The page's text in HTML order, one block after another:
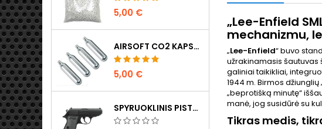
5,00 €
AIRSOFT CO2 KAPSULĖS 12G, 5 VNT. - PAGAMINTA VENGRIJOJE, ES, AUKŠČIAUSIOS KOKYBĖS
5,00 €
SPYRUOKLINIS PISTOLETAS WALTHER PPK/S
„Lee-Enfield
mechanizmu,
„Lee-Enfield“ buvo
užrakinamasis šautuvas
galiniai taikikliai,
1944 m. Birmos
„beprotišką minutę“
manė, jog susidūrė su
Tikras medis,